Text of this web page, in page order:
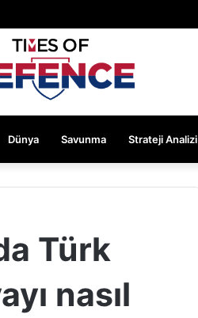
Dünya Savunma Strateji Analizi
Türk
nasıl